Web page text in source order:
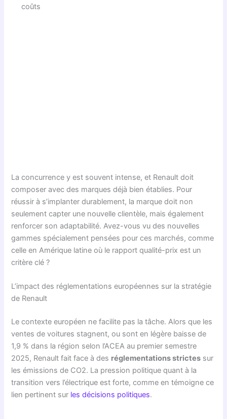
coûts
La concurrence y est souvent intense, et Renault doit
composer avec des marques déjà bien établies. Pour
réussir à s’implanter durablement, la marque doit non
seulement capter une nouvelle clientèle, mais également
renforcer son adaptabilité. Avez-vous vu des nouvelles
gammes spécialement pensées pour ces marchés, comme
celle en Amérique latine où le rapport qualité-prix est un
critère clé ?
L’impact des réglementations européennes sur la stratégie
de Renault
Le contexte européen ne facilite pas la tâche. Alors que les
ventes de voitures stagnent, ou sont en légère baisse de
1,9 % dans la région selon l’ACEA au premier semestre
2025, Renault fait face à des réglementations strictes sur
les émissions de CO2. La pression politique quant à la
transition vers l’électrique est forte, comme en témoigne ce
lien pertinent sur les décisions politiques.